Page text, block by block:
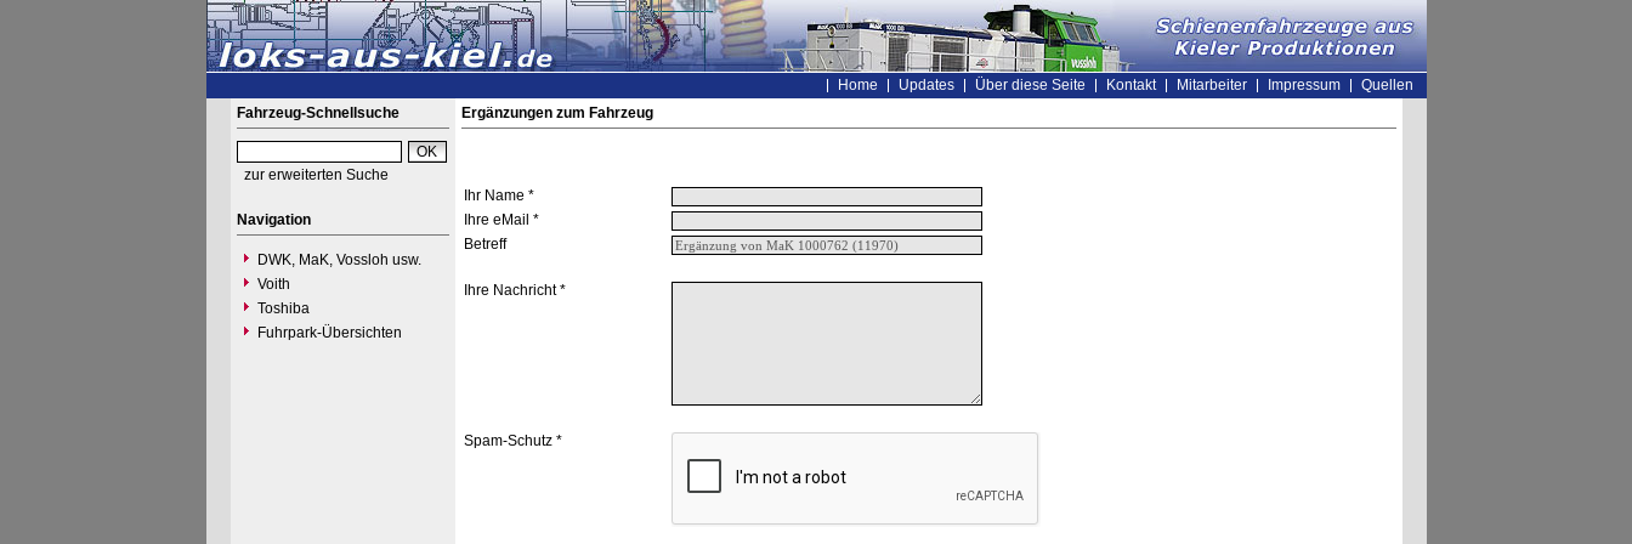
Home Updates Über diese Seite Kontakt Mitarbeiter Impressum
Quellen
Fahrzeug-Schnellsuche
zur erweiterten Suche
Navigation
DWK, MaK, Vossloh usw.
Voith
Toshiba
Fuhrpark-Übersichten
Ergänzungen zum Fahrzeug
Ihr Name *
Ihre eMail *
Betreff
Ihre Nachricht *
Spam-Schutz *